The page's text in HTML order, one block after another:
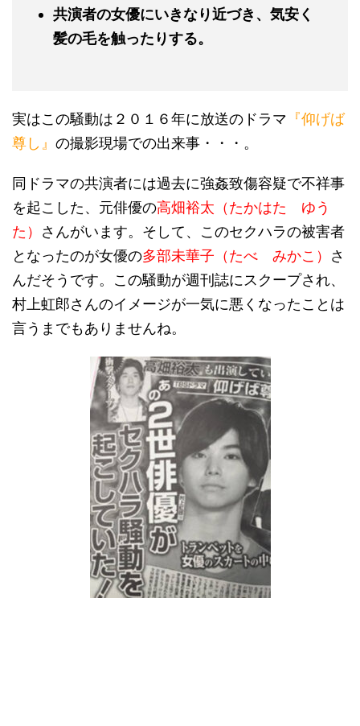
共演者の女優にいきなり近づき、気安く
髪の毛を触ったりする。
実はこの騒動は２０１６年に放送のドラマ 『仰げば
尊し』 の撮影現場での出来事・・・。
同ドラマの共演者には過去に強姦致傷容疑で不祥事
を起こした、元俳優の高畑裕太（たかはた ゆう
た） さんがいます。そして、このセクハラの被害者
となったのが女優の多部未華子（たべ みかこ） さ
んだそうです。この騒動が週刊誌にスクープされ、
村上虹郎さんのイメージが一気に悪くなったことは
言うまでもありませんね。